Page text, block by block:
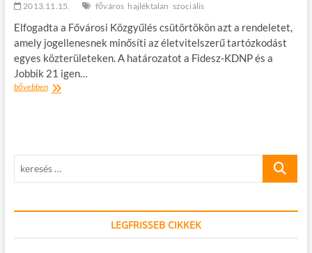
memóriajáték
2013.11.15. főváros hajléktalan szociális
Elfogadta a Fővárosi Közgyűlés csütörtökön azt a rendeletet,
amely jogellenesnek minősíti az életvitelszerű tartózkodást
egyes közterületeken. A határozatot a Fidesz-KDNP és a
Jobbik 21 igen…
bővebbenHajléktalanok:
keresés
LEGFRISSEB CIKKEK